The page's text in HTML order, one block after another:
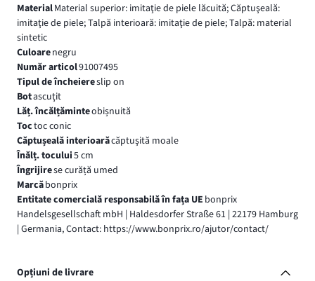
MaterialMaterial superior: imitaţie de piele lăcuită; Căptuşeală:
imitaţie de piele; Talpă interioară: imitaţie de piele; Talpă: material
sintetic
Culoarenegru
Număr articol91007495
Tipul de încheiereslip on
Botascuţit
Lăț. încălțăminteobișnuită
Toctoc conic
Căptușeală interioarăcăptuşită moale
Înălț. tocului5 cm
Îngrijirese curăță umed
Marcăbonprix
Entitate comercială responsabilă în fața UE bonprix
Handelsgesellschaft mbH | Haldesdorfer Straße 61 | 22179 Hamburg
| Germania, Contact: https://www.bonprix.ro/ajutor/contact/
Opțiuni de livrare